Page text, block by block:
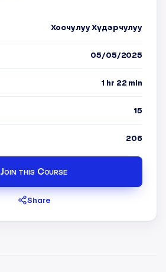
Хосчулуу Хүдэрчулуу
05/05/2025
1 hr 22 min
15
206
Join this Course
Share